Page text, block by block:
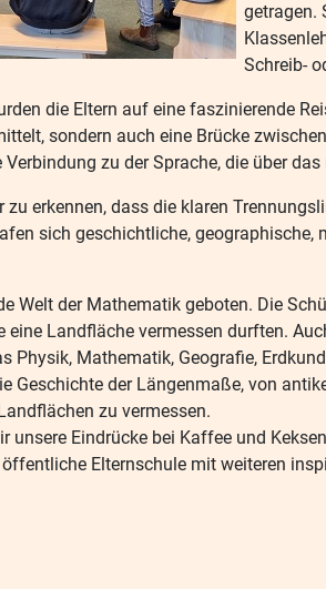
getragen.
Schreib-
die Eltern auf eine faszinierende
sondern auch eine Brücke
zu der Sprache, die über
erkennen, dass die klaren
sich geschichtliche,
Welt der Mathematik geboten. Die
Landfläche vermessen durften.
Physik, Mathematik, Geografie,
Geschichte der Längenmaße, von
zu vermessen.
unsere Eindrücke bei Kaffee und
Elternschule mit weiteren